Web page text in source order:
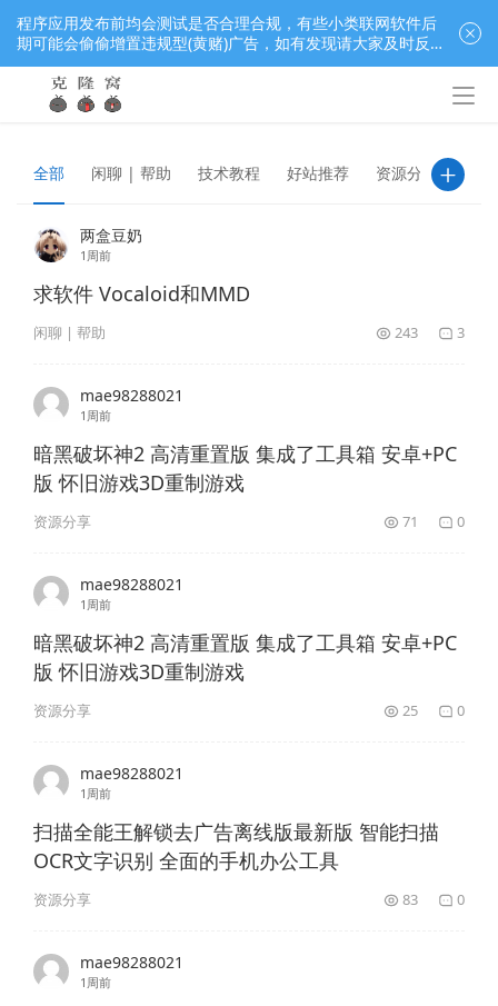
全部 闲聊 | 帮助 技术教程 好站推荐 资源分享
两盒豆奶
1周前
求软件 Vocaloid和MMD
闲聊 | 帮助 243 3
mae98288021
1周前
暗黑破坏神2 高清重置版 集成了工具箱 安卓+PC
版 怀旧游戏3D重制游戏
资源分享 71 0
mae98288021
1周前
暗黑破坏神2 高清重置版 集成了工具箱 安卓+PC
版 怀旧游戏3D重制游戏
资源分享 25 0
mae98288021
1周前
扫描全能王解锁去广告离线版最新版 智能扫描
OCR文字识别 全面的手机办公工具
资源分享 83 0
mae98288021
1周前
程序应用发布前均会测试是否合理合规，有些小类联网软件后
期可能会偷偷增置违规型(黄赌)广告，如有发现请大家及时反
馈窝长进行处理，共同监督维护良好的程序应用下载社区！